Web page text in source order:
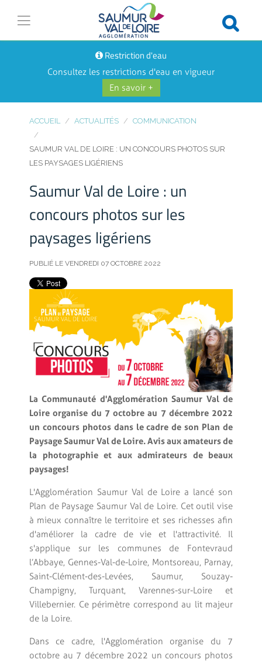
Restriction d'eau
Consultez les restrictions d'eau en vigueur
En savoir +
ACCUEIL ACTUALITÉS COMMUNICATION
SAUMUR VAL DE LOIRE : UN CONCOURS PHOTOS SUR
LES PAYSAGES LIGÉRIENS
Saumur Val de Loire : un
concours photos sur les
paysages ligériens
PUBLIÉ LE VENDREDI 07 OCTOBRE 2022
La Communauté d'Agglomération Saumur Val de
Loire organise du 7 octobre au 7 décembre 2022
un concours photos dans le cadre de son Plan de
Paysage Saumur Val de Loire. Avis aux amateurs de
la photographie et aux admirateurs de beaux
paysages !
L'Agglomération Saumur Val de Loire a lancé son
Plan de Paysage Saumur Val de Loire. Cet outil vise
à mieux connaître le territoire et ses richesses afin
d'améliorer la cadre de vie et l'attractivité. Il
s'applique sur les communes de Fontevraud
l’Abbaye, Gennes-Val-de-Loire, Montsoreau, Parnay,
Saint-Clément-des-Levées, Saumur, Souzay-
Champigny, Turquant, Varennes-sur-Loire et
Villebernier. Ce périmètre correspond au lit majeur
de la Loire.
Dans ce cadre, l'Agglomération organise du 7
octobre au 7 décembre 2022 un concours photos